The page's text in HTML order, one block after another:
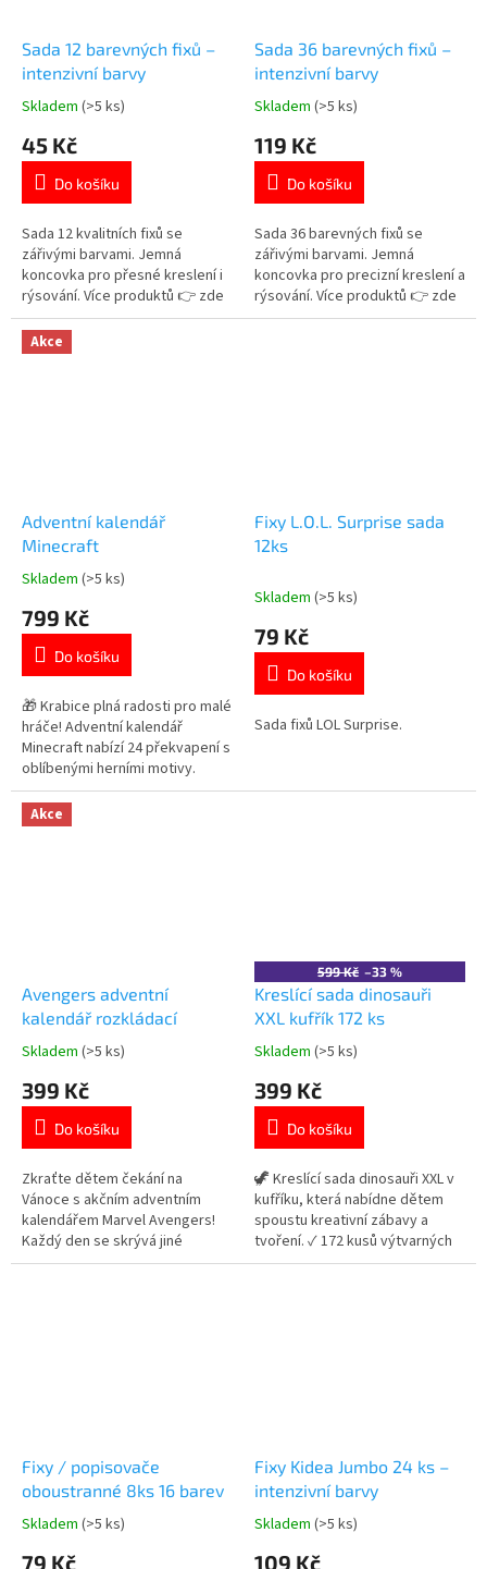
Sada 12 barevných fixů –
intenzivní barvy
Průměrné
produktu
5,0
5
hvězdiček.
Skladem (>5 ks)
45 Kč
Do košíku
Sada 12 kvalitních fixů se
zářivými barvami. Jemná
koncovka pro přesné kreslení i
rýsování. Více produktů 👉 zde
Sada 36 barevných fixů –
intenzivní barvy
Průměrné
produktu
5,0
5
hvězdiček.
Skladem (>5 ks)
119 Kč
Do košíku
Sada 36 barevných fixů se
zářivými barvami. Jemná
koncovka pro precizní kreslení a
rýsování. Více produktů 👉 zde
Akce
Adventní kalendář
Minecraft
Průměrné
produktu
4,7
5
hvězdiček.
Skladem (>5 ks)
799 Kč
Do košíku
🎁 Krabice plná radosti pro malé
hráče! Adventní kalendář
Minecraft nabízí 24 překvapení s
oblíbenými herními motivy.
Každý den nový důvod k
úsměvu! Objev i další produkty s
motivem 👉 MINECRAFT
Fixy L.O.L. Surprise sada
12ks
Skladem (>5 ks)
79 Kč
Do košíku
Sada fixů LOL Surprise.
Akce
Avengers adventní
kalendář rozkládací
Průměrné
produktu
5,0
5
hvězdiček.
Skladem (>5 ks)
399 Kč
Do košíku
Zkraťte dětem čekání na
Vánoce s akčním adventním
kalendářem Marvel Avengers!
Každý den se skrývá jiné
superhrdinské překvapení – od
599 Kč –33 %
Kreslící sada dinosauři
XXL kufřík 172 ks
Průměrné
produktu
5,0
5
hvězdiček.
Skladem (>5 ks)
399 Kč
Do košíku
🦖 Kreslící sada dinosauři XXL v
kufříku, která nabídne dětem
spoustu kreativní zábavy a
tvoření. ✓ 172 kusů výtvarných
potřeb v jednom balení ✓
Fixy / popisovače
oboustranné 8ks 16 barev
Průměrné
Skladem (>5 ks)
79 Kč
Fixy Kidea Jumbo 24 ks –
intenzivní barvy
Průměrné
Skladem (>5 ks)
109 Kč